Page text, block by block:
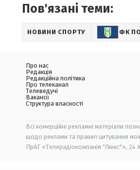
Пов'язані теми:
НОВИНИ СПОРТУ ФК
Про нас
Редакція
Редакційна політика
Про телеканал
Телеведучі
Вакансії
Структура власності
Всі комерційні рекламні матеріали
щодо реклами та правил цитування
ПрАТ «Телерадіокомпанія "Люкс"», 24